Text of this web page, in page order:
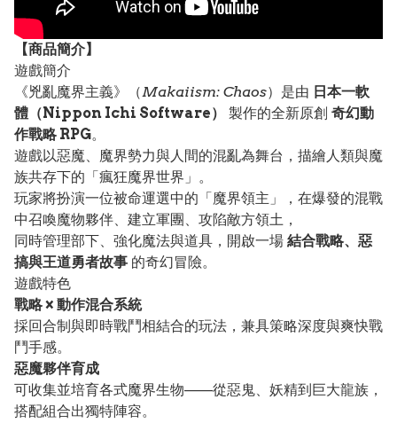
【商品簡介】
遊戲簡介
《兇亂魔界主義》（Makaiism: Chaos）是由 日本一軟
體（Nippon Ichi Software）
製作的全新原創 奇幻動
作戰略 RPG。
遊戲以惡魔、魔界勢力與人間的混亂為舞台，描繪人類與魔
族共存下的「瘋狂魔界世界」。
玩家將扮演一位被命運選中的「魔界領主」，在爆發的混戰
中召喚魔物夥伴、建立軍團、攻陷敵方領土，
同時管理部下、強化魔法與道具，開啟一場 結合戰略、惡
搞與王道勇者故事 的奇幻冒險。
遊戲特色
戰略 × 動作混合系統
採回合制與即時戰鬥相結合的玩法，兼具策略深度與爽快戰
鬥手感。
惡魔夥伴育成
可收集並培育各式魔界生物——從惡鬼、妖精到巨大龍族，
搭配組合出獨特陣容。